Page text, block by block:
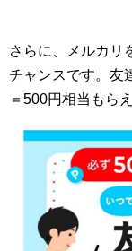
さらに、メルカリ
チャンスです。友
＝500円相当もら